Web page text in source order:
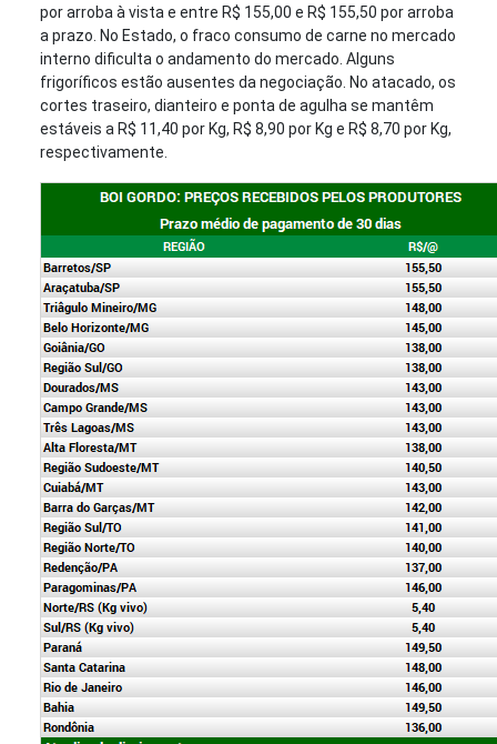
por arroba à vista e entre R$ 155,00 e R$ 155,50 por arroba
a prazo. No Estado, o fraco consumo de carne no mercado
interno dificulta o andamento do mercado. Alguns
frigoríficos estão ausentes da negociação. No atacado, os
cortes traseiro, dianteiro e ponta de agulha se mantêm
estáveis a R$ 11,40 por Kg, R$ 8,90 por Kg e R$ 8,70 por Kg,
respectivamente.